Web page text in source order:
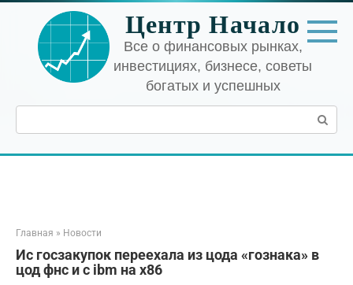
Перейти
контенту
Центр Начало
Все о финансовых рынках,
инвестициях, бизнесе, советы
богатых и успешных
Поиск:
Главная » Новости
Ис госзакупок переехала из цода «гознака» в
цод фнс и с ibm на x86